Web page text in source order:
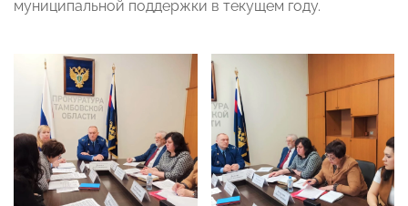
муниципальной поддержки в текущем году.